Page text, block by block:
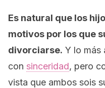
Es natural que los
motivos por los que
divorciarse. Y lo más
con sinceridad, pero
vista que ambos sois